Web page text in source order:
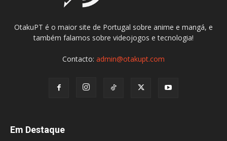
OtakuPT é o maior site de Portugal sobre anime e mangá, e
também falamos sobre videojogos e tecnologia!
Contacto: admin@otakupt.com
Em Destaque